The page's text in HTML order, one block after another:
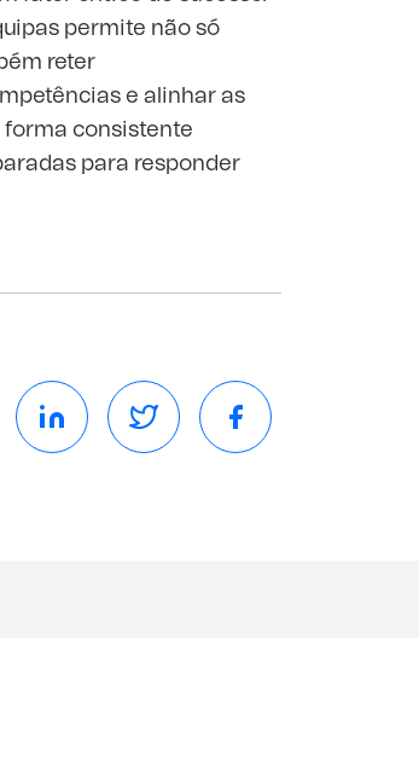
permite não só
reter
e alinhar as
forma consistente
para responder